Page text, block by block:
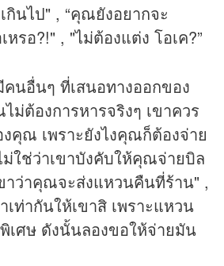
กินไป" , “คุณยังอยากจะ
หรอ?!" , "ไม่ต้องแต่ง โอเค?”
คนอื่นๆ ที่เสนอทางออกของ
ต้องการหารจริงๆ เขาควร
คุณ เพราะยังไงคุณก็ต้องจ่าย
ม่ใช่ว่าเขาบังคับให้คุณจ่ายบิล
าว่าคุณจะส่งแหวนคืนที่ร้าน" ,
ท่ากันให้เขาสิ เพราะแหวน
เศษ ดังนั้นลองขอให้จ่ายมัน